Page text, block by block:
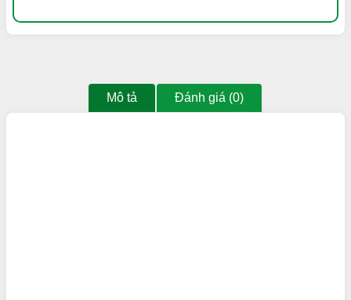
Mô tả Đánh giá (0)